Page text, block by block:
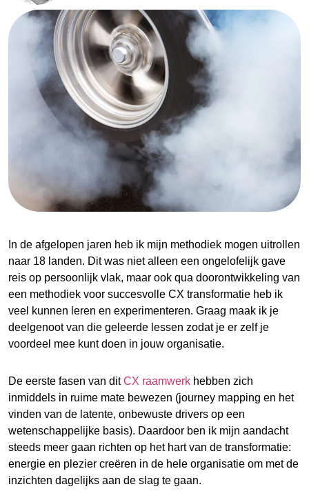
In de afgelopen jaren heb ik mijn methodiek mogen uitrollen
naar 18 landen. Dit was niet alleen een ongelofelijk gave
reis op persoonlijk vlak, maar ook qua doorontwikkeling van
een methodiek voor succesvolle CX transformatie heb ik
veel kunnen leren en experimenteren. Graag maak ik je
deelgenoot van die geleerde lessen zodat je er zelf je
voordeel mee kunt doen in jouw organisatie.
De eerste fasen van ditCX raamwerk hebben zich
inmiddels in ruime mate bewezen (journey mapping en het
vinden van de latente, onbewuste drivers op een
wetenschappelijke basis). Daardoor ben ik mijn aandacht
steeds meer gaan richten op het hart van de transformatie:
energie en plezier creëren in de hele organisatie om met de
inzichten dagelijks aan de slag te gaan.